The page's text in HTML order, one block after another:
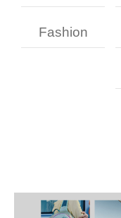
Fashion